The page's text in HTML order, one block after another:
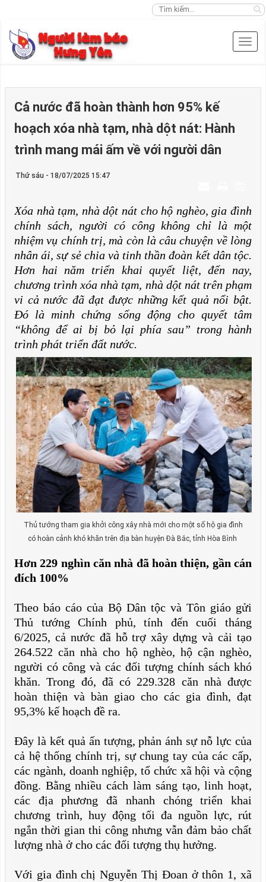
Cả nước đã hoàn thành hơn 95% kế
hoạch xóa nhà tạm, nhà dột nát: Hành
trình mang mái ấm về với người dân
Thứ sáu - 18/07/2025 15:47
Xóa nhà tạm, nhà dột nát cho hộ nghèo, gia đình
chính sách, người có công không chỉ là một
nhiệm vụ chính trị, mà còn là câu chuyện về lòng
nhân ái, sự sẻ chia và tinh thần đoàn kết dân tộc.
Hơn hai năm triển khai quyết liệt, đến nay,
chương trình xóa nhà tạm, nhà dột nát trên phạm
vi cả nước đã đạt được những kết quả nổi bật.
Đó là minh chứng sống động cho quyết tâm
“không để ai bị bỏ lại phía sau” trong hành
trình phát triển đất nước.
Thủ tướng tham gia khởi công xây nhà mới cho một số hộ gia đình
có hoàn cảnh khó khăn trên địa bàn huyện Đà Bắc, tỉnh Hòa Bình
Hơn 229 nghìn căn nhà đã hoàn thiện, gần cán
đích 100%
Theo báo cáo của Bộ Dân tộc và Tôn giáo gửi
Thủ tướng Chính phủ, tính đến cuối tháng
6/2025, cả nước đã hỗ trợ xây dựng và cải tạo
264.522 căn nhà cho hộ nghèo, hộ cận nghèo,
người có công và các đối tượng chính sách khó
khăn. Trong đó, đã có 229.328 căn nhà được
hoàn thiện và bàn giao cho các gia đình, đạt
95,3% kế hoạch đề ra.
Đây là kết quả ấn tượng, phản ánh sự nỗ lực của
cả hệ thống chính trị, sự chung tay của các cấp,
các ngành, doanh nghiệp, tổ chức xã hội và cộng
đồng. Bằng nhiều cách làm sáng tạo, linh hoạt,
các địa phương đã nhanh chóng triển khai
chương trình, huy động tối đa nguồn lực, rút
ngắn thời gian thi công nhưng vẫn đảm bảo chất
lượng nhà ở cho các đối tượng thụ hưởng.
Với gia đình chị Nguyễn Thị Đoan ở thôn 1, xã